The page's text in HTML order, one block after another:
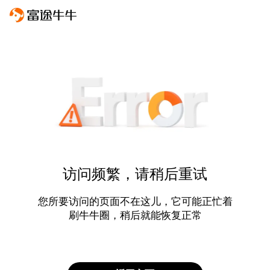
访问频繁，请稍后重试
您所要访问的页面不在这儿，它可能正忙着
刷牛牛圈，稍后就能恢复正常